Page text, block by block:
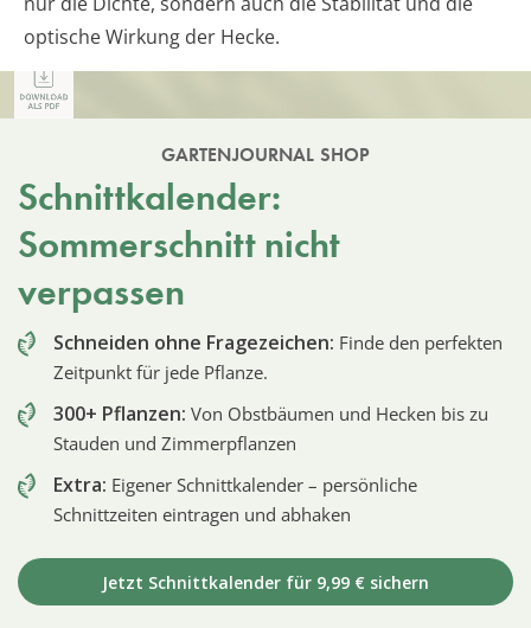
optische Wirkung der Hecke.
GARTENJOURNAL SHOP
Schnittkalender:
Sommerschnitt nicht
verpassen
Schneiden ohne Fragezeichen: Finde den perfekten
Zeitpunkt für jede Pflanze.
300+ Pflanzen: Von Obstbäumen und Hecken bis zu
Stauden und Zimmerpflanzen
Extra: Eigener Schnittkalender – persönliche
Schnittzeiten eintragen und abhaken
Jetzt Schnittkalender für 9,99 € sichern